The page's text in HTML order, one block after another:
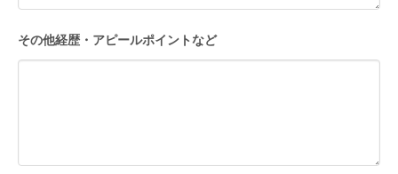
その他経歴・アピールポイントなど